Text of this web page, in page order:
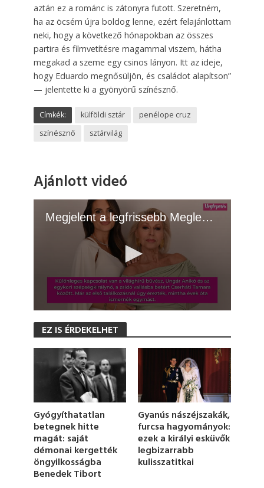
aztán ez a románc is zátonyra futott. Szeretném,
ha az öcsém újra boldog lenne, ezért felajánlottam
neki, hogy a következő hónapokban az összes
partira és filmvetítésre magammal viszem, hátha
megakad a szeme egy csinos lányon. Itt az ideje,
hogy Eduardo megnősüljön, és családot alapítson”
— jelentette ki a gyönyörű színésznő.
Címkék: külföldi sztár
penélope cruz
színésznő
sztárvilág
Ajánlott videó
Megjelent a legfrissebb Meglepetés! - 2026.06.30.
s
m
i
n
u
t
e
,
EZ IS ÉRDEKELHET
Gyógyíthatatlan
betegnek hitte
magát: saját
démonai kergették
öngyilkosságba
Benedek Tibort
Gyanús nászéjszakák,
furcsa hagyományok:
ezek a királyi esküvők
legbizarrabb
kulisszatitkai